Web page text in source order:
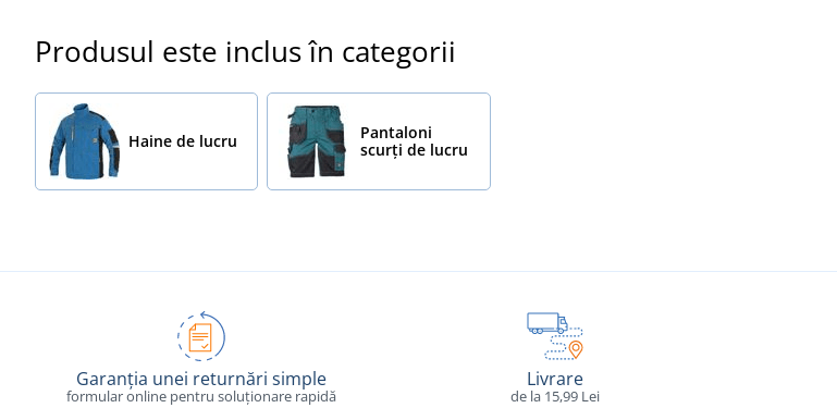
Produsul este inclus în categorii
Haine de lucru
Pantaloni
scurți de lucru
Garanția unei returnări simple
formular online pentru soluționare rapidă
Livrare
de la 15,99 Lei